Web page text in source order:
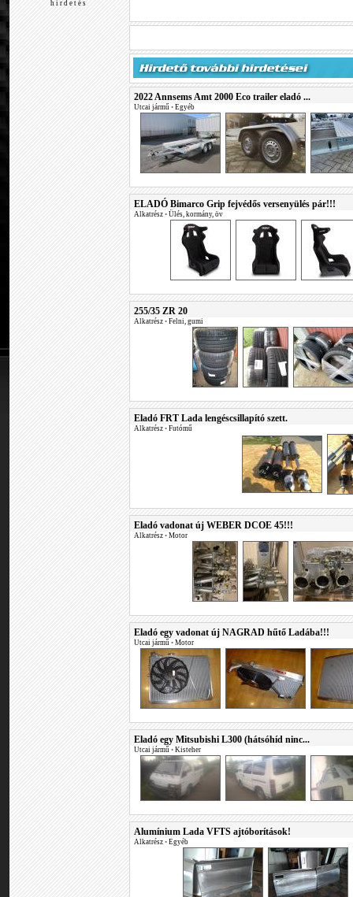
h i r d e t é s
2022 Annsems Amt 2000 Eco trailer eladó ...
Utcai jármű • Egyéb
ELADÓ Bimarco Grip fejvédős versenyülés pár!!!
Alkatrész • Ülés, kormány, öv
255/35 ZR 20
Alkatrész • Felni, gumi
Eladó FRT Lada lengéscsillapító szett.
Alkatrész • Futómű
Eladó vadonat új WEBER DCOE 45!!!
Alkatrész • Motor
Eladó egy vadonat új NAGRAD hűtő Ladába!!!
Utcai jármű • Motor
Eladó egy Mitsubishi L300 (hátsóhíd ninc...
Utcai jármű • Kisteher
Alumínium Lada VFTS ajtóborítások!
Alkatrész • Egyéb